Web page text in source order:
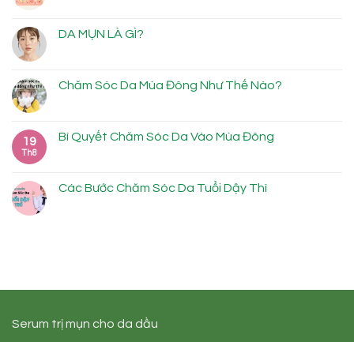
DA MỤN LÀ GÌ?
Chăm Sóc Da Mùa Đông Như Thế Nào?
19
Th8
Bí Quyết Chăm Sóc Da Vào Mùa Đông
Các Bước Chăm Sóc Da Tuổi Dậy Thì
Serum trị mụn cho da dầu